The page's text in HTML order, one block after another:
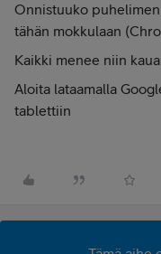
Onnistuuko
tähän mokkulaan
Kaikki menee niin
Aloita lataamalla
tablettiin